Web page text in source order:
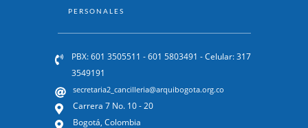
PERSONALES
PBX: 601 3505511 - 601 5803491 - Celular: 317
3549191
secretaria2_cancilleria@arquibogota.org.co
Carrera 7 No. 10 - 20
Bogotá, Colombia